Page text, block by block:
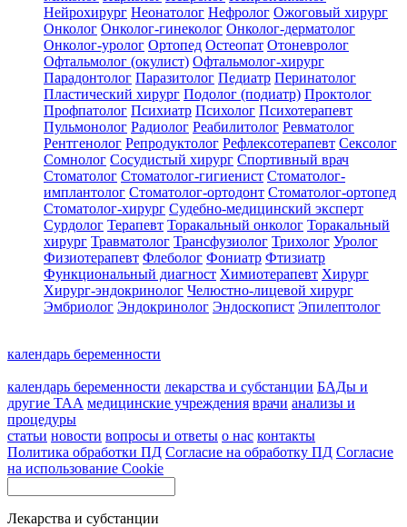
Нейрохирург Неонатолог Нефролог Ожоговый хирург
Онколог Онколог-гинеколог Онколог-дерматолог
Онколог-уролог Ортопед Остеопат Отоневролог
Офтальмолог (окулист) Офтальмолог-хирург
Парадонтолог Паразитолог Педиатр Перинатолог
Пластический хирург Подолог (подиатр) Проктолог
Профпатолог Психиатр Психолог Психотерапевт
Пульмонолог Радиолог Реабилитолог Ревматолог
Рентгенолог Репродуктолог Рефлексотерапевт Сексолог
Сомнолог Сосудистый хирург Спортивный врач
Стоматолог Стоматолог-гигиенист Стоматолог-
имплантолог Стоматолог-ортодонт Стоматолог-ортопед
Стоматолог-хирург Судебно-медицинский эксперт
Сурдолог Терапевт Торакальный онколог Торакальный
хирург Травматолог Трансфузиолог Трихолог Уролог
Физиотерапевт Флеболог Фониатр Фтизиатр
Функциональный диагност Химиотерапевт Хирург
Хирург-эндокринолог Челюстно-лицевой хирург
Эмбриолог Эндокринолог Эндоскопист Эпилептолог
календарь беременности
календарь беременности лекарства и субстанции БАДы и
другие ТАА медицинские учреждения врачи анализы и
процедуры
статьи новости вопросы и ответы о нас контакты
Политика обработки ПД Согласие на обработку ПД Согласие
на использование Cookie
Лекарства и субстанции